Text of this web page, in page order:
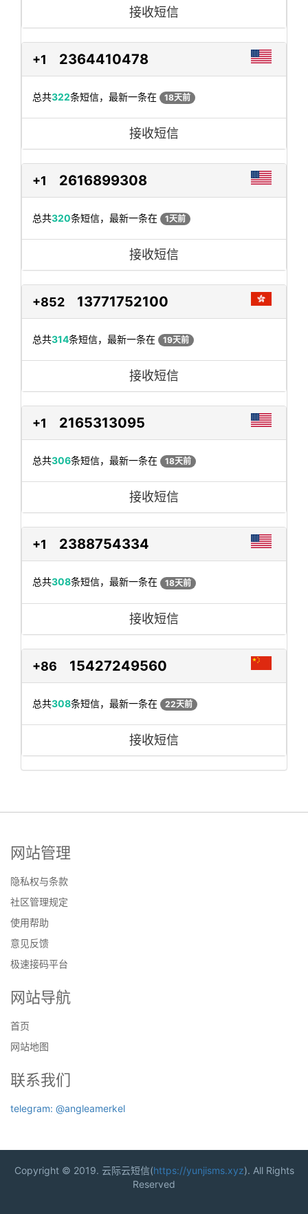
接收短信
+1 2364410478
总共322条短信，最新一条在 18天前
接收短信
+1 2616899308
总共320条短信，最新一条在 1天前
接收短信
+852 13771752100
总共314条短信，最新一条在 19天前
接收短信
+1 2165313095
总共306条短信，最新一条在 18天前
接收短信
+1 2388754334
总共308条短信，最新一条在 18天前
接收短信
+86 15427249560
总共308条短信，最新一条在 22天前
接收短信
网站管理
隐私权与条款
社区管理规定
使用帮助
意见反馈
极速接码平台
网站导航
首页
网站地图
联系我们
telegram: @angleamerkel
Copyright © 2019. 云际云短信(https://yunjisms.xyz). All Rights
Reserved